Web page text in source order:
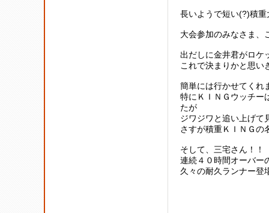
長いようで短い(?)積
大会参加のみなさま、
出だしに金井君がロケ
これで決まりかと思い
簡単には行かせてくれ
特にＫＩＮＧウッチー
たが
ジワジワと追い上げて
さすが積重ＫＩＮＧの
そして、三宅さん！！
連続４０時間オーバー
久々の耐久ランナー登